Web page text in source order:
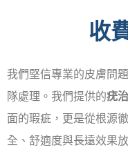
收
我們堅信專業的皮膚問
隊處理。我們提供的疣
面的瑕疵，更是從根源
全、舒適度與長遠效果